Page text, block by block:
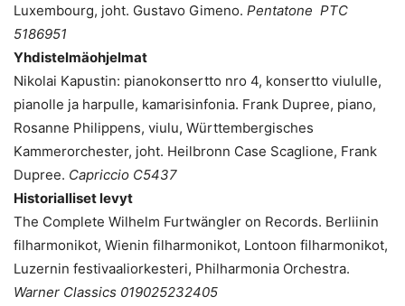
Luxembourg, joht. Gustavo Gimeno. Pentatone PTC
5186951
Yhdistelmäohjelmat
Nikolai Kapustin: pianokonsertto nro 4, konsertto viululle,
pianolle ja harpulle, kamarisinfonia. Frank Dupree, piano,
Rosanne Philippens, viulu, Württembergisches
Kammerorchester, joht. Heilbronn Case Scaglione, Frank
Dupree. Capriccio C5437
Historialliset levyt
The Complete Wilhelm Furtwängler on Records. Berliinin
filharmonikot, Wienin filharmonikot, Lontoon filharmonikot,
Luzernin festivaaliorkesteri, Philharmonia Orchestra.
Warner Classics 019025232405